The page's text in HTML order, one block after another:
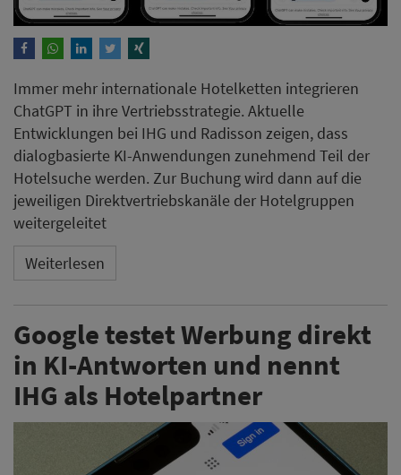
Immer mehr internationale Hotelketten integrieren
ChatGPT in ihre Vertriebsstrategie. Aktuelle
Entwicklungen bei IHG und Radisson zeigen, dass
dialogbasierte KI-Anwendungen zunehmend Teil der
Hotelsuche werden. Zur Buchung wird dann auf die
jeweiligen Direktvertriebskanäle der Hotelgruppen
weitergeleitet
Weiterlesen
Google testet Werbung direkt
in KI-Antworten und nennt
IHG als Hotelpartner